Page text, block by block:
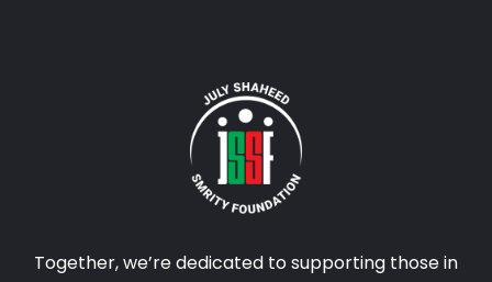
Together, we’re dedicated to supporting those in